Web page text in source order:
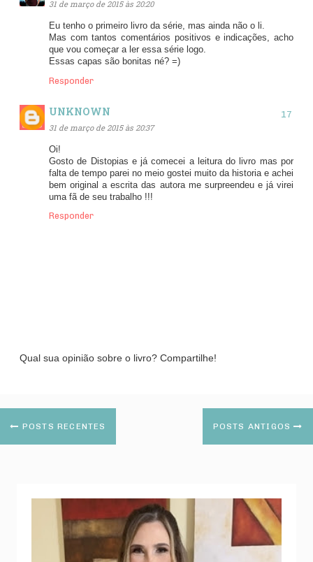
31 de março de 2015 às 20:20
Eu tenho o primeiro livro da série, mas ainda não o li.
Mas com tantos comentários positivos e indicações, acho
que vou começar a ler essa série logo.
Essas capas são bonitas né? =)
Responder
UNKNOWN
31 de março de 2015 às 20:37
Oi!
Gosto de Distopias e já comecei a leitura do livro mas por
falta de tempo parei no meio gostei muito da historia e achei
bem original a escrita das autora me surpreendeu e já virei
uma fã de seu trabalho !!!
Responder
Qual sua opinião sobre o livro? Compartilhe!
POSTS RECENTES POSTS ANTIGOS